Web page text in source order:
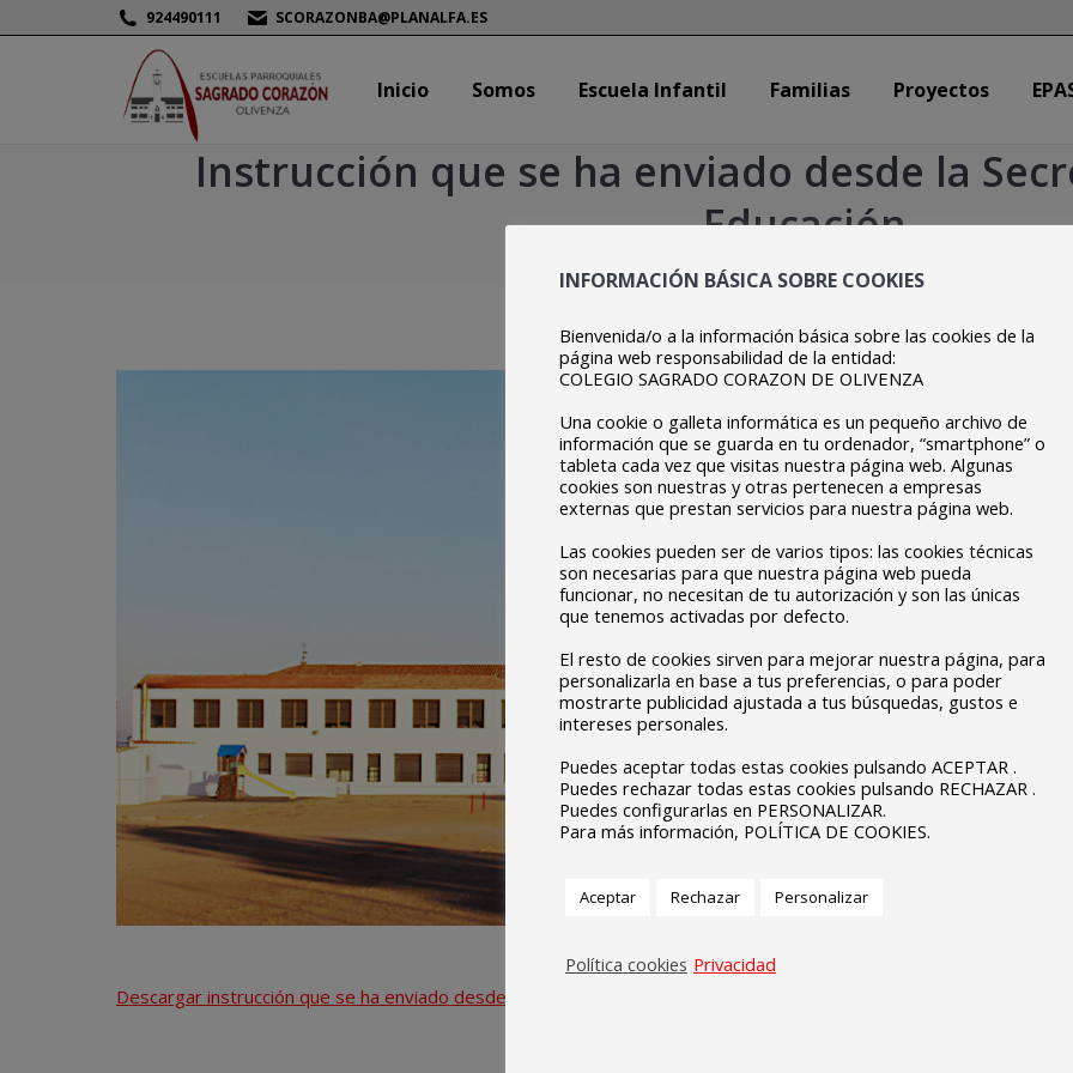
924490111 SCORAZONBA@PLANALFA.ES
Inicio Somos Escuela Infantil Familias Proyectos
Instrucción que se ha enviado desde la
Educación
Estás aquí:
Inicio Centro Instrucción que se ha enviado…
Descargar instrucción que se ha enviado desde la Secretaría General de Educación.
INFORMACIÓN BÁSICA SOBRE COOKIES
Bienvenida/o a la información básica sobre las cookies de la
página web responsabilidad de la entidad:
COLEGIO SAGRADO CORAZON DE OLIVENZA
Una cookie o galleta informática es un pequeño archivo de
información que se guarda en tu ordenador, “smartphone” o
tableta cada vez que visitas nuestra página web. Algunas
cookies son nuestras y otras pertenecen a empresas
externas que prestan servicios para nuestra página web.
Las cookies pueden ser de varios tipos: las cookies técnicas
son necesarias para que nuestra página web pueda
funcionar, no necesitan de tu autorización y son las únicas
que tenemos activadas por defecto.
El resto de cookies sirven para mejorar nuestra página, para
personalizarla en base a tus preferencias, o para poder
mostrarte publicidad ajustada a tus búsquedas, gustos e
intereses personales.
Puedes aceptar todas estas cookies pulsando ACEPTAR .
Puedes rechazar todas estas cookies pulsando RECHAZAR .
Puedes configurarlas en PERSONALIZAR.
Para más información, POLÍTICA DE COOKIES.
Aceptar Rechazar Personalizar
Política cookies Privacidad
Inicio Somos Escuela Infantil Familias Proyectos